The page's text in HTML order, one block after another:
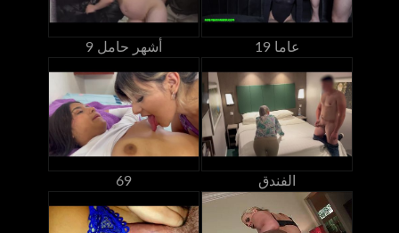
9 أشهر حامل 19 عاما
69 الفندق